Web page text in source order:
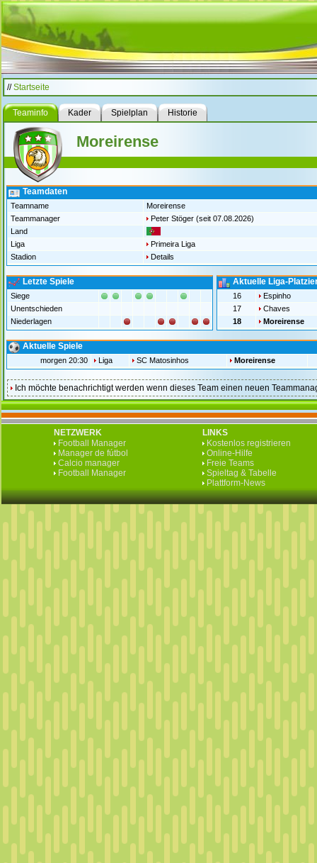
//Startseite
Teaminfo Kader Spielplan Historie
Moreirense
Teamdaten
Teamname
Moreirense
Teammanager
Peter Stöger (seit 07.08.2026)
Land
Liga
Primeira Liga
Stadion
Details
Letzte Spiele
Siege
Unentschieden
Niederlagen
Aktuelle Liga-
16
Espinho
17
Chaves
18
Moreirense
Aktuelle Spiele
morgen 20:30 Liga SC Matosinhos Moreirense
Ich möchte benachrichtigt werden wenn dieses Team einen neuen
NETZWERK
Football Manager
Manager de fútbol
Calcio manager
Football Manager
LINKS
Kostenlos registrieren
Online-Hilfe
Freie Teams
Spieltag & Tabelle
Plattform-News